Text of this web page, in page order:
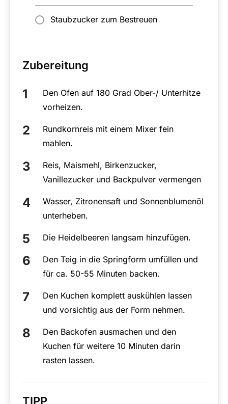
Staubzucker zum Bestreuen
Zubereitung
Den Ofen auf 180 Grad Ober-/ Unterhitze
vorheizen.
Rundkornreis mit einem Mixer fein
mahlen.
Reis, Maismehl, Birkenzucker,
Vanillezucker und Backpulver vermengen
Wasser, Zitronensaft und Sonnenblumenöl
unterheben.
Die Heidelbeeren langsam hinzufügen.
Den Teig in die Springform umfüllen und
für ca. 50-55 Minuten backen.
Den Kuchen komplett auskühlen lassen
und vorsichtig aus der Form nehmen.
Den Backofen ausmachen und den
Kuchen für weitere 10 Minuten darin
rasten lassen.
TIPP